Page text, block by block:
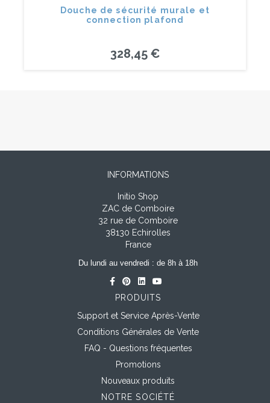
Douche de sécurité murale et
connection plafond
328,45 €
INFORMATIONS
Initio Shop
ZAC de Comboire
32 rue de Comboire
38130 Echirolles
France
Du lundi au vendredi : de 8h à 18h
PRODUITS
Support et Service Après-Vente
Conditions Générales de Vente
FAQ - Questions fréquentes
Promotions
Nouveaux produits
NOTRE SOCIÉTÉ